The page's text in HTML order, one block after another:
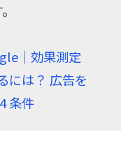
｜効果測定
には？ 広告を
条件